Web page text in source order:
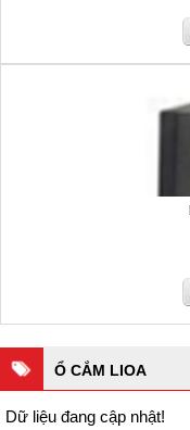
Ổ CẮM LIOA
Dữ liệu đang cập nhật!